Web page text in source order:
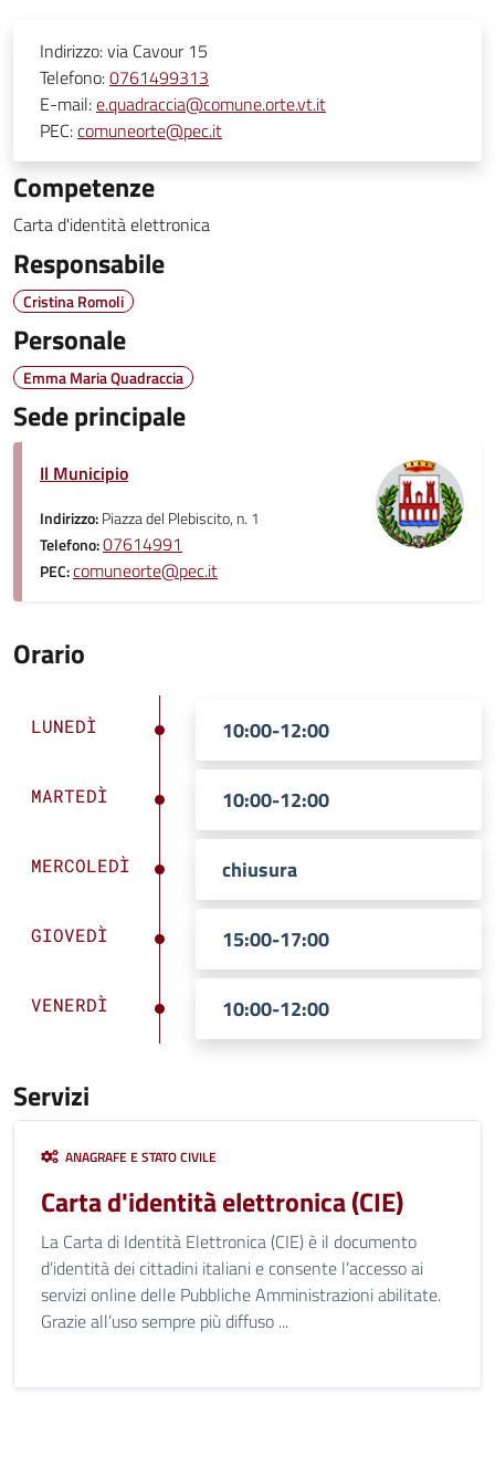
Indirizzo:via Cavour 15
Telefono:0761499313
E-mail:e.quadraccia@comune.orte.vt.it
PEC:comuneorte@pec.it
Competenze
Carta d'identità elettronica
Responsabile
Cristina Romoli
Personale
Emma Maria Quadraccia
Sede principale
Il Municipio
Indirizzo:Piazza del Plebiscito, n. 1
Telefono:07614991
PEC:comuneorte@pec.it
Orario
LUNEDÌ 10:00-12:00
MARTEDÌ 10:00-12:00
MERCOLEDÌ chiusura
GIOVEDÌ 15:00-17:00
VENERDÌ 10:00-12:00
Servizi
ANAGRAFE E STATO CIVILE
Carta d'identità elettronica (CIE)
La Carta di Identità Elettronica (CIE) è il documento
d’identità dei cittadini italiani e consente l’accesso ai
servizi online delle Pubbliche Amministrazioni abilitate.
Grazie all’uso sempre più diffuso ...